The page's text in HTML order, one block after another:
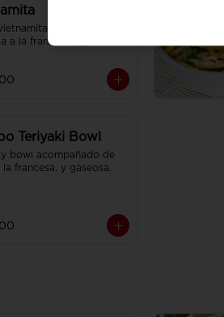
acompañado
a la francesa y gaseosa.
Teriyaki Bowl
bowl acompañado de
la francesa, y gaseosa.